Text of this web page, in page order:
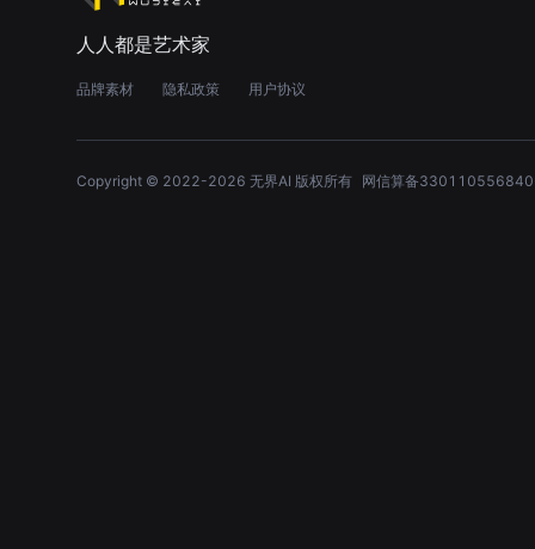
人人都是艺术家
品牌素材 隐私政策 用户协议
Copyright © 2022-2026 无界AI 版权所有 网信算备